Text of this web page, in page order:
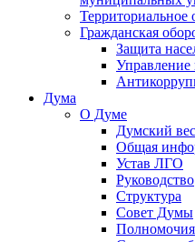
Территориальное
Гражданская
Защита
Дума
О Думе
Думский
Общая
Устав ЛГО
Руководство
Структура
Совет Думы
Полномочия